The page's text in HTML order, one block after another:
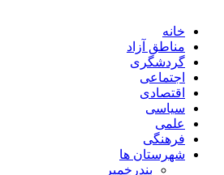
خانه
مناطق آزاد
گردشگری
اجتماعی
اقتصادی
سیاسی
علمی
فرهنگی
شهرستان ها
بندرخمیر